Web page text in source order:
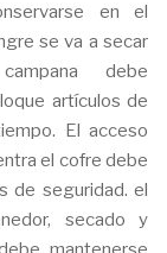
en el
se va a secar
debe
artículos de
El acceso
el cofre debe
de seguridad. el
secado y